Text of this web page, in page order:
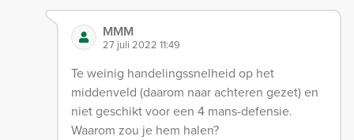
MMM
27 juli 2022 11:49
Te weinig handelingssnelheid op het
middenveld (daarom naar achteren gezet) en
niet geschikt voor een 4 mans-defensie.
Waarom zou je hem halen?